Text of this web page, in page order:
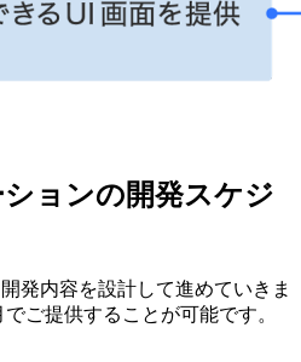
ョンの開発スケジ
発内容を設計して進めていきま
ご提供することが可能です。